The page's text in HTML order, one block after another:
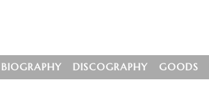
BIOGRAPHY DISCOGRAPHY GOODS